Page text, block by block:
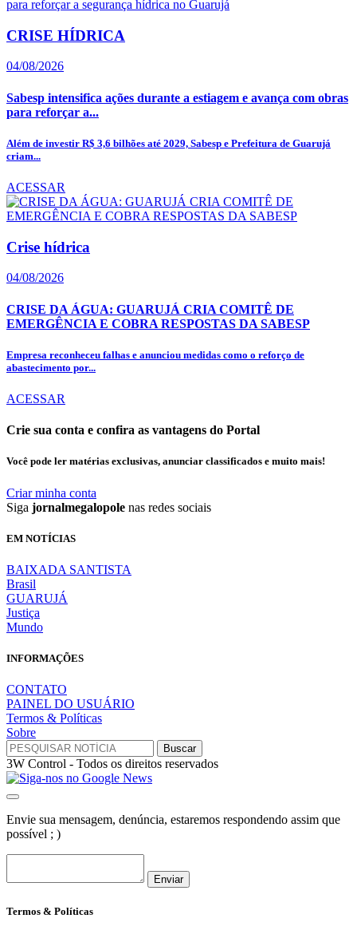
CRISE HÍDRICA
04/08/2026
Sabesp intensifica ações durante a estiagem e avança com obras
para reforçar a...
Além de investir R$ 3,6 bilhões até 2029, Sabesp e Prefeitura de Guarujá
criam...
ACESSAR
Crise hídrica
04/08/2026
CRISE DA ÁGUA: GUARUJÁ CRIA COMITÊ DE
EMERGÊNCIA E COBRA RESPOSTAS DA SABESP
Empresa reconheceu falhas e anunciou medidas como o reforço de
abastecimento por...
ACESSAR
Crie sua conta e confira as vantagens do Portal
Você pode ler matérias exclusivas, anunciar classificados e muito mais!
Criar minha conta
Siga jornalmegalopole nas redes sociais
EM NOTÍCIAS
BAIXADA SANTISTA
Brasil
GUARUJÁ
Justiça
Mundo
INFORMAÇÕES
CONTATO
PAINEL DO USUÁRIO
Termos & Políticas
Sobre
3W Control - Todos os direitos reservados
Envie sua mensagem, denúncia, estaremos respondendo assim que
possível ; )
Enviar
Termos & Políticas